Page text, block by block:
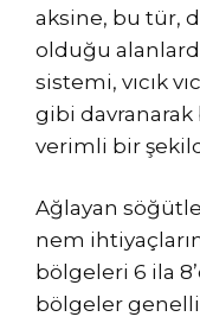
aksine, bu tür,
olduğu
sistemi, vıcık
gibi
verimli bir
Ağlayan
nem
bölgeleri 6 ila
bölgeler